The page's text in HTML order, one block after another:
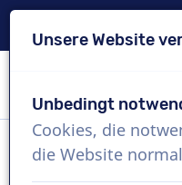
VoiceProductions
Rachel
Unsere Website
Unbedingt
Cookies, die
die Website